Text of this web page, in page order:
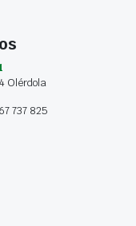
Olérdola
737 825